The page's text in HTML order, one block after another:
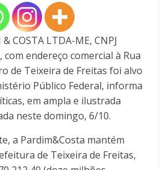
COSTA LTDA-ME, CNPJ
com endereço comercial à Rua
de Teixeira de Freitas foi alvo
Público Federal, informa
em ampla e ilustrada
neste domingo, 6/10.
a Pardim&Costa mantém
de Teixeira de Freitas,